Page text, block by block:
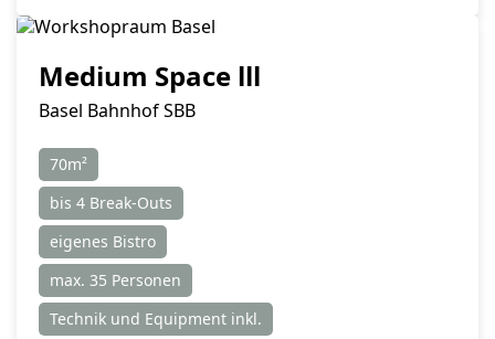
Medium Space lll
Basel Bahnhof SBB
70m²
bis 4 Break-Outs
eigenes Bistro
max. 35 Personen
Technik und Equipment inkl.